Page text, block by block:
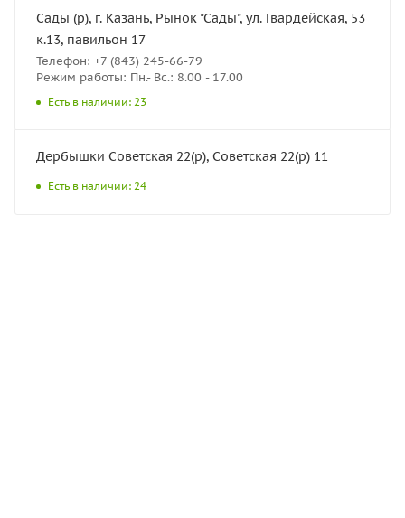
Сады (р), г. Казань, Рынок "Сады", ул. Гвардейская, 53
к.13, павильон 17
Телефон: +7 (843) 245-66-79
Режим работы: Пн.- Вс.: 8.00 - 17.00
Есть в наличии: 23
Дербышки Советская 22(р), Советская 22(р) 11
Есть в наличии: 24